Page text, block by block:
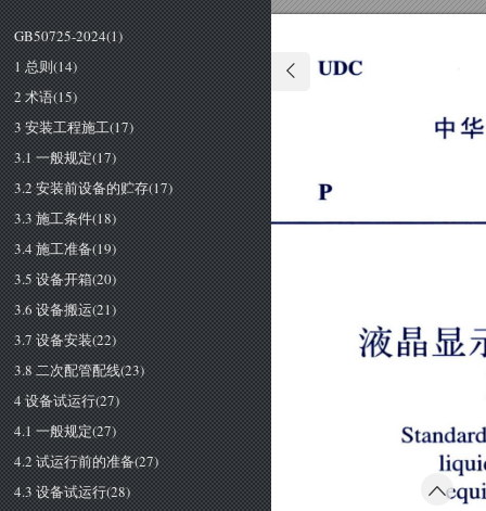
GB50725-2024(1)
1 总则(14)
2 术语(15)
3 安装工程施工(17)
3.1 一般规定(17)
3.2 安装前设备的贮存(17)
3.3 施工条件(18)
3.4 施工准备(19)
3.5 设备开箱(20)
3.6 设备搬运(21)
3.7 设备安装(22)
3.8 二次配管配线(23)
4 设备试运行(27)
4.1 一般规定(27)
4.2 试运行前的准备(27)
4.3 设备试运行(28)
ＵＤＣ
中华
液晶显
Ｓｔ
ａ
ｎｄａ
ｌ
ｉ
ｑ
ｅｑ
ｕ